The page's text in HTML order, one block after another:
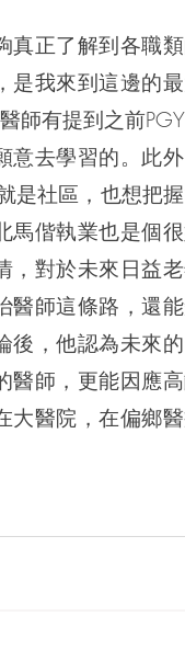
真正了解到各職
是我來到這邊的
師有提到之前
意去學習的。此
是社區，也想把
馬偕執業也是個
，對於未來日益
醫師這條路，還
後，他認為未來
醫師，更能因應
大醫院，在偏鄉